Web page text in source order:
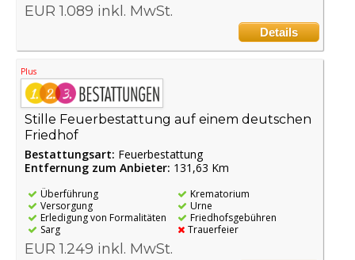
EUR 1.089 inkl. MwSt.
Details
Plus
Stille Feuerbestattung auf einem deutschen
Friedhof
Bestattungsart: Feuerbestattung
Entfernung zum Anbieter: 131,63 Km
Überführung
Versorgung
Erledigung von Formalitäten
Sarg
Krematorium
Urne
Friedhofsgebühren
Trauerfeier
EUR 1.249 inkl. MwSt.